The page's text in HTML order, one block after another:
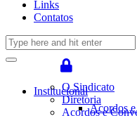
Links
Contatos
InstitucionalO Sindicato
Diretoria
Acordos eAcordos